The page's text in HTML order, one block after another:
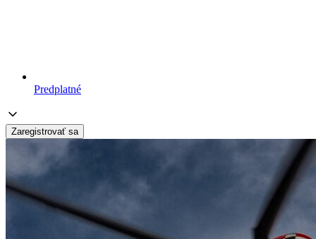
Predplatné
Zaregistrovať sa